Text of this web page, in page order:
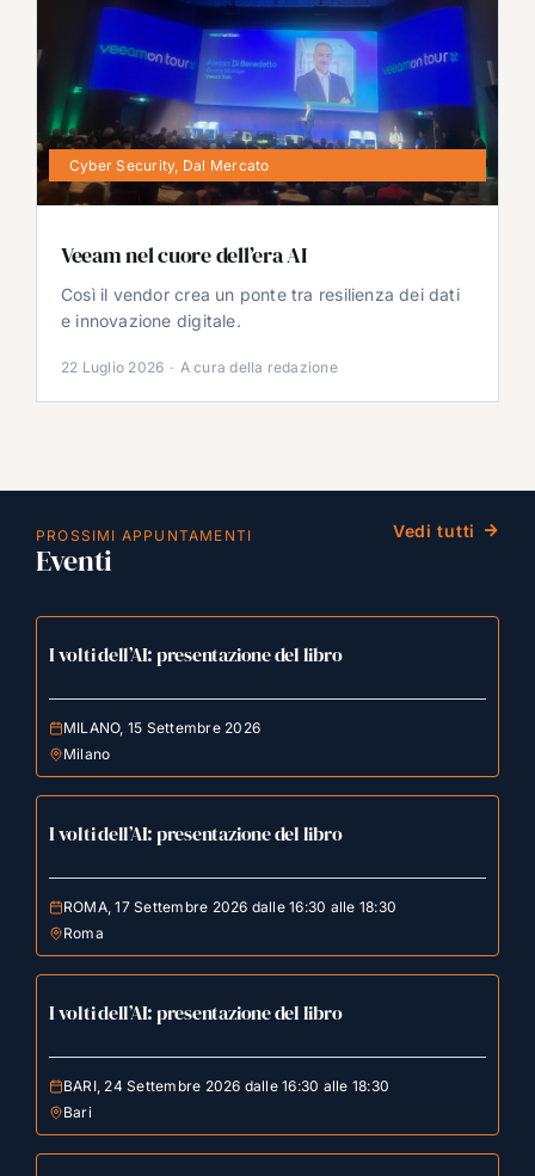
Cyber Security, Dal Mercato
Veeam nel cuore dell’era AI
Così il vendor crea un ponte tra resilienza dei dati
e innovazione digitale.
22 Luglio 2026 · A cura della redazione
PROSSIMI APPUNTAMENTI
Eventi
Vedi tutti
I volti dell’AI: presentazione del libro
MILANO, 15 Settembre 2026
Milano
I volti dell’AI: presentazione del libro
ROMA, 17 Settembre 2026 dalle 16:30 alle 18:30
Roma
I volti dell’AI: presentazione del libro
BARI, 24 Settembre 2026 dalle 16:30 alle 18:30
Bari